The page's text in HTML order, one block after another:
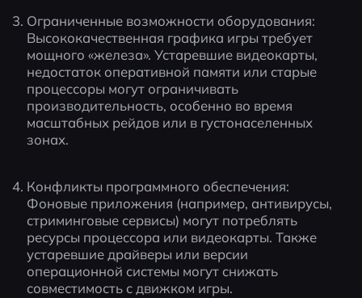
Ограниченные возможности оборудования:
Высококачественная графика игры требует
мощного «железа». Устаревшие видеокарты,
недостаток оперативной памяти или старые
процессоры могут ограничивать
производительность, особенно во время
масштабных рейдов или в густонаселенных
зонах.
Конфликты программного обеспечения:
Фоновые приложения (например, антивирусы,
стриминговые сервисы) могут потреблять
ресурсы процессора или видеокарты. Также
устаревшие драйверы или версии
операционной системы могут снижать
совместимость с движком игры.